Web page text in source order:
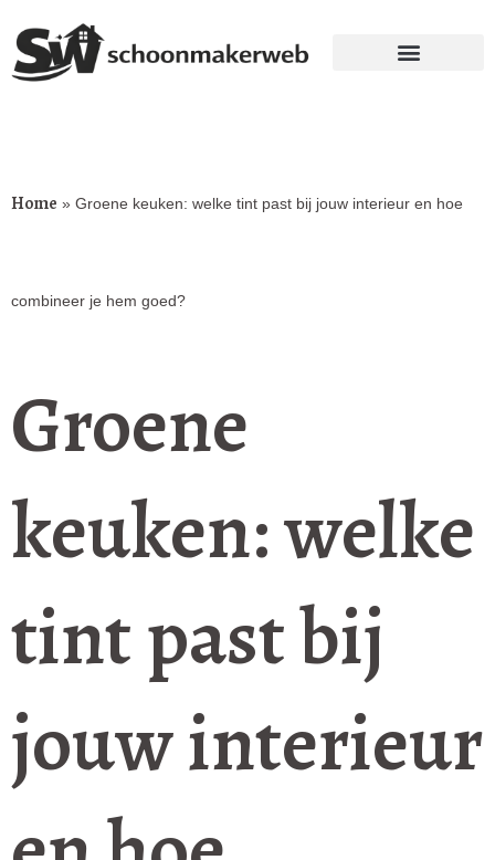
Home » Groene keuken: welke tint past bij jouw interieur en hoe
combineer je hem goed?
Groene
keuken: welke
tint past bij
jouw interieur